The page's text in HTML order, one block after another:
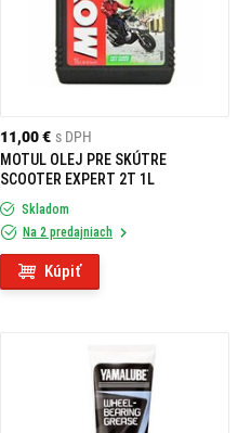
11,00 € s DPH
MOTUL OLEJ PRE SKÚTRE
SCOOTER EXPERT 2T 1L
Skladom
Na 2 predajniach
Kúpiť